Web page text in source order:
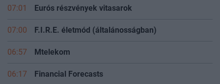
07:01 Eurós részvények vitasarok
07:00 F.I.R.E. életmód (általánosságban)
06:57 Mtelekom
06:17 Financial Forecasts